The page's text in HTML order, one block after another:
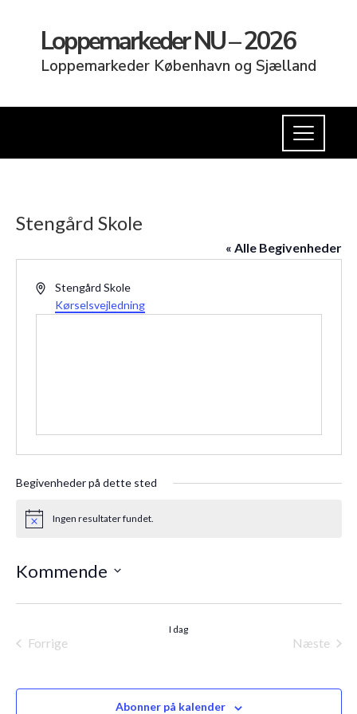
Loppemarkeder NU – 2026
Loppemarkeder København og Sjælland
Stengård Skole
« Alle Begivenheder
AdresseStengård Skole
Kørselsvejledning
Begivenheder på dette sted
NoticeIngen resultater fundet.
Kommende
Vælg
Forrige
I dag
Næste
Abonner på kalender